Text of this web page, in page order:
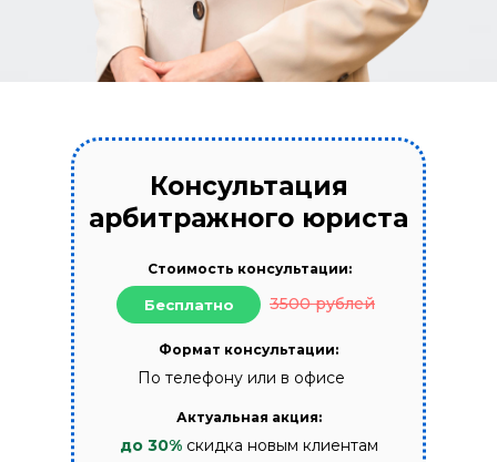
Консультация
арбитражного юриста
Бесплатно 3500 рублей
Стоимость консультации:
Актуальная акция:
до 30%скидка новым клиентам
Формат консультации:
По телефону или в офисе